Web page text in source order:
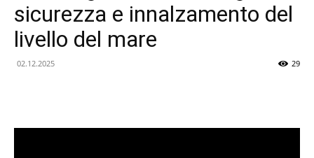
sicurezza e innalzamento del
livello del mare
02.12.2025 29